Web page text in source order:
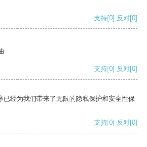
支持[0] 反对[0]
支持[0] 反对[0]
已经为我们带来了无限的隐私保护和安全性保
支持[0] 反对[0]